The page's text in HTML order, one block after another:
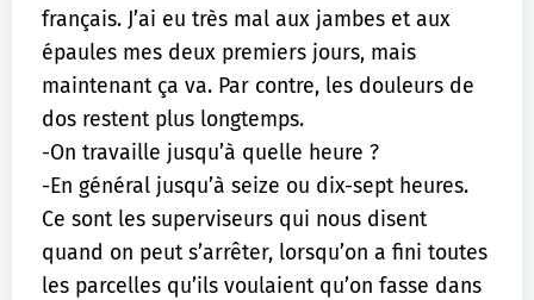
français. J’ai eu très mal aux jambes et aux
épaules mes deux premiers jours, mais
maintenant ça va. Par contre, les douleurs de
dos restent plus longtemps.
-On travaille jusqu’à quelle heure ?
-En général jusqu’à seize ou dix-sept heures.
Ce sont les superviseurs qui nous disent
quand on peut s’arrêter, lorsqu’on a fini toutes
les parcelles qu’ils voulaient qu’on fasse dans